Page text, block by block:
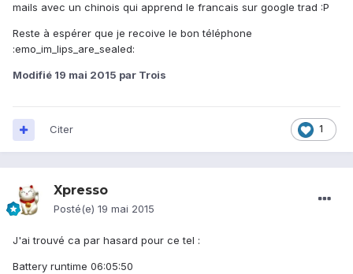
mails avec un chinois qui apprend le francais sur google trad :P
Reste à espérer que je recoive le bon téléphone
:emo_im_lips_are_sealed:
Modifié 19 mai 2015 par Trois
1
Citer
Xpresso
Posté(e) 19 mai 2015
J'ai trouvé ca par hasard pour ce tel :
Battery runtime 06:05:50